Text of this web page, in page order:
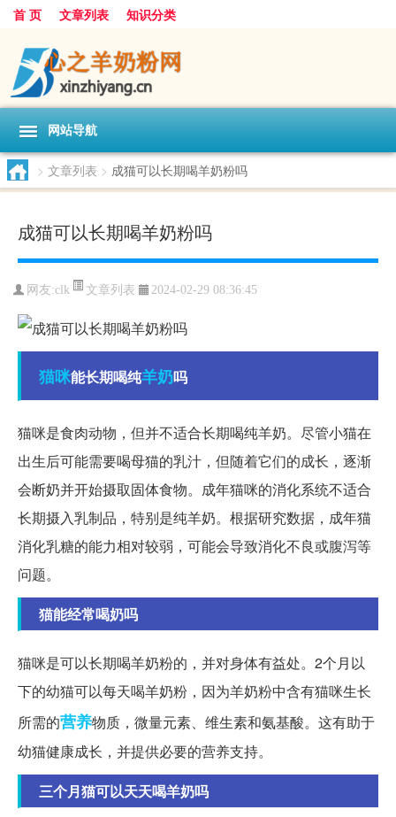
首 页 文章列表 知识分类
网站导航
> 文章列表 > 成猫可以长期喝羊奶粉吗
成猫可以长期喝羊奶粉吗
网友:clk 文章列表 2024-02-29 08:36:45
猫咪能长期喝纯羊奶吗
猫咪是食肉动物，但并不适合长期喝纯羊奶。尽管小猫在
出生后可能需要喝母猫的乳汁，但随着它们的成长，逐渐
会断奶并开始摄取固体食物。成年猫咪的消化系统不适合
长期摄入乳制品，特别是纯羊奶。根据研究数据，成年猫
消化乳糖的能力相对较弱，可能会导致消化不良或腹泻等
问题。
猫能经常喝奶吗
猫咪是可以长期喝羊奶粉的，并对身体有益处。2个月以
下的幼猫可以每天喝羊奶粉，因为羊奶粉中含有猫咪生长
所需的营养物质，微量元素、维生素和氨基酸。这有助于
幼猫健康成长，并提供必要的营养支持。
三个月猫可以天天喝羊奶吗